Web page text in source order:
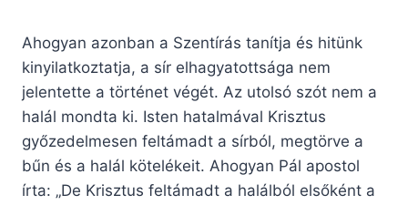
Ahogyan azonban a Szentírás tanítja és hitünk
kinyilatkoztatja, a sír elhagyatottsága nem
jelentette a történet végét. Az utolsó szót nem a
halál mondta ki. Isten hatalmával Krisztus
győzedelmesen feltámadt a sírból, megtörve a
bűn és a halál kötelékeit. Ahogyan Pál apostol
írta: „De Krisztus feltámadt a halálból elsőként a